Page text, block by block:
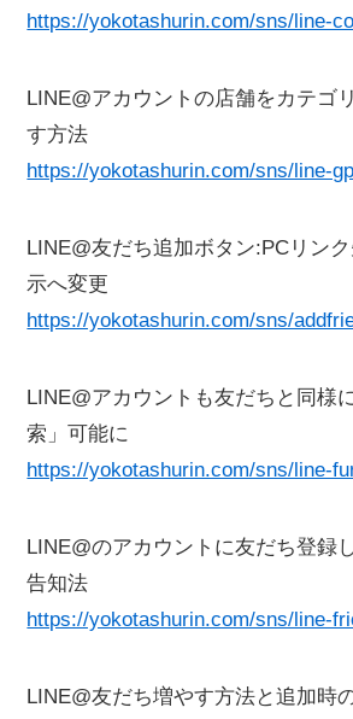
https://yokotashurin.com/sns/line-
LINE@アカウントの店舗をカテゴ
す方法
https://yokotashurin.com/sns/line-
LINE@友だち追加ボタン:PCリン
示へ変更
https://yokotashurin.com/sns/
LINE@アカウントも友だちと同様
索」可能に
https://yokotashurin.com/sns/line-
LINE@のアカウントに友だち登録
告知法
https://yokotashurin.com/sns/line-
LINE@友だち増やす方法と追加時